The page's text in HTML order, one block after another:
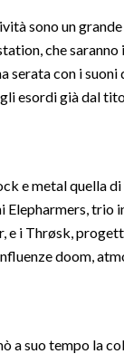
sono un
che saranno
serata con i suoni
esordi già dal
e metal quella
Elepharmers, trio
e i Thrøsk,
doom,
a suo tempo la